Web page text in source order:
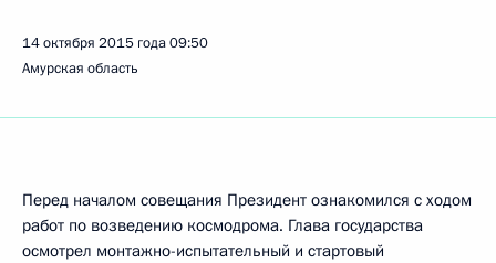
14 октября 2015 года09:50
Амурская область
Перед началом совещания Президент ознакомился с ходом
работ по возведению космодрома. Глава государства
осмотрел монтажно-испытательный и стартовый